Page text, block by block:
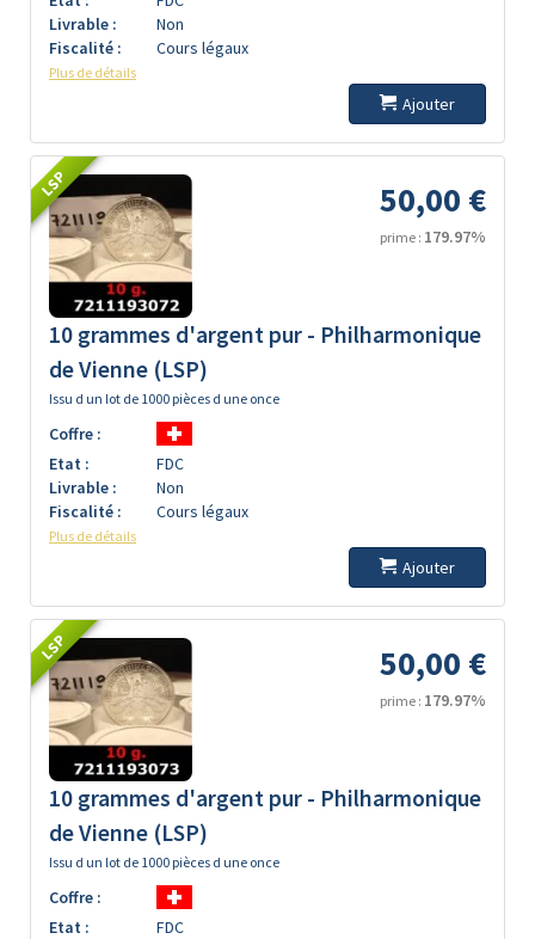
Livrable :
Non
Fiscalité :
Cours légaux
Plus de détails
Ajouter
LSP 50,00 €
prime : 179.97%
10 grammes d'argent pur - Philharmonique
de Vienne (LSP)
Issu d un lot de 1000 pièces d une once
Coffre :
Etat :
FDC
Livrable :
Non
Fiscalité :
Cours légaux
Plus de détails
Ajouter
LSP 50,00 €
prime : 179.97%
10 grammes d'argent pur - Philharmonique
de Vienne (LSP)
Issu d un lot de 1000 pièces d une once
Coffre :
Etat :
FDC